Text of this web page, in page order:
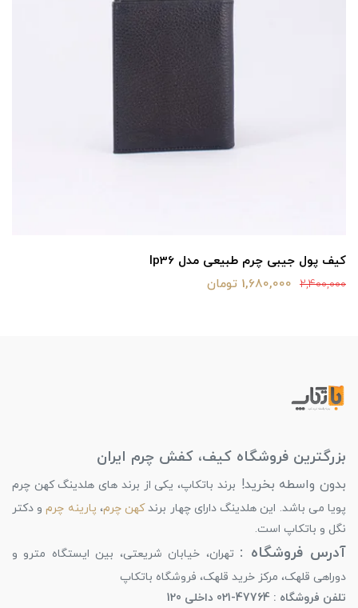
کیف پول جیبی چرم طبیعی مدل lp36
2,400,000 1,680,000 تومان
بزرگترین فروشگاه کیف، کفش چرم ایران
بدون واسطه بخرید! برند باتکاپ، یکی از برند های هلدینگ کهن چرم
پویا می باشد. این هلدینگ دارای چهار برندکهن چرم، پارینه چرمو دکتر
نگل و باتکاپ است.
آدرس فروشگاه : تهران، خیابان شریعتی، بین ایستگاه مترو و
دوراهی قلهک، مرکز خرید قلهک، فروشگاه باتکاپ
تلفن فروشگاه : 47764-021 داخلی 120